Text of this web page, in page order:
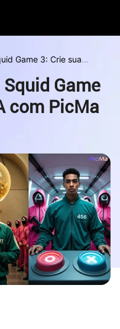
Game 3: Crie sua
Game
com PicMa